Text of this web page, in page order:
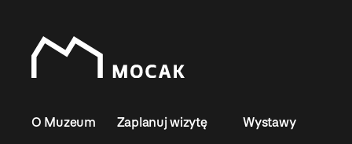
O Muzeum Zaplanuj wizytę Wystawy